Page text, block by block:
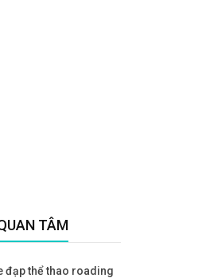
TÂM
đạp thể thao roading